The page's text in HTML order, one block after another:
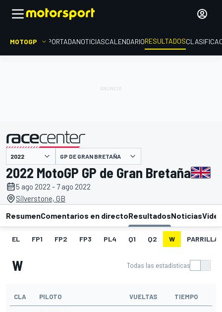
MOTOGP PORTADANOTICIASCALENDARIORESULTADOS
presentado por GP DE GRAN BRETAÑA
2022 MotoGP GP de Gran Bretaña
5 ago 2022 - 7 ago 2022
Silverstone, GB
ResumenComentarios en directoResultadosNoticias
EL FP1 FP2 FP3 PL4 Q1 Q2 W PARRILLA
W Todas las estadísticas
CLA PILOTO VUELTAS TIEMPO